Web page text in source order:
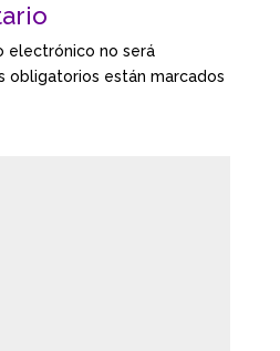
electrónico no será
obligatorios están marcados